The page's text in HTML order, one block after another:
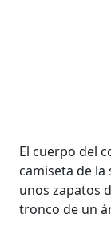
El cuerpo del
camiseta de
unos zapatos
tronco de un